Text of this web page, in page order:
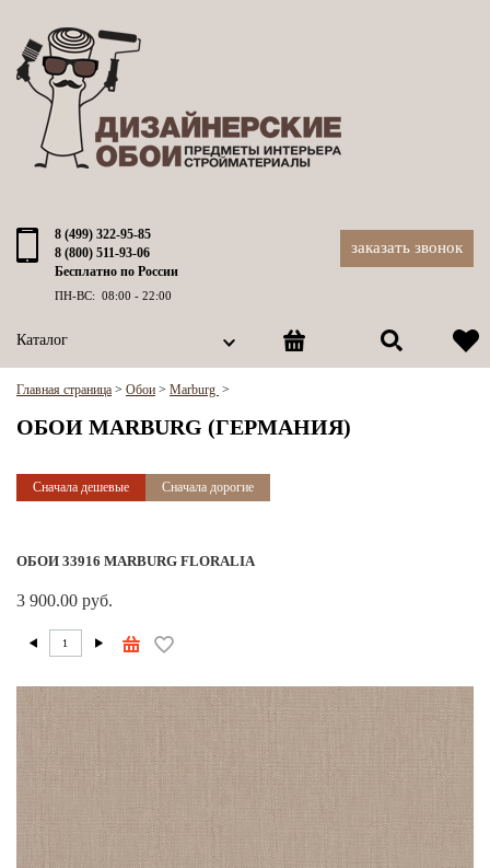
8 (499) 322-95-85
8 (800) 511-93-06
Бесплатно по России
ПН-ВС: 08:00 - 22:00
заказать звонок
Каталог
Главная страница > Обои > Marburg >
ОБОИ MARBURG (ГЕРМАНИЯ)
Сначала дешевые Сначала дорогие
ОБОИ 33916 MARBURG FLORALIA
3 900.00 руб.